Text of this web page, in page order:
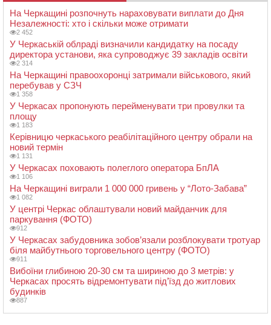
На Черкащині розпочнуть нараховувати виплати до Дня
Незалежності: хто і скільки може отримати
2 452
У Черкаській облраді визначили кандидатку на посаду
директора установи, яка супроводжує 39 закладів освіти
2 314
На Черкащині правоохоронці затримали військового, який
перебував у СЗЧ
1 358
У Черкасах пропонують перейменувати три провулки та
площу
1 183
Керівницю черкаського реабілітаційного центру обрали на
новий термін
1 131
У Черкасах поховають полеглого оператора БпЛА
1 106
На Черкащині виграли 1 000 000 гривень у “Лото-Забава”
1 082
У центрі Черкас облаштували новий майданчик для
паркування (ФОТО)
912
У Черкасах забудовника зобов’язали розблокувати тротуар
біля майбутнього торговельного центру (ФОТО)
911
Вибоїни глибиною 20-30 см та шириною до 3 метрів: у
Черкасах просять відремонтувати під’їзд до житлових
будинків
887